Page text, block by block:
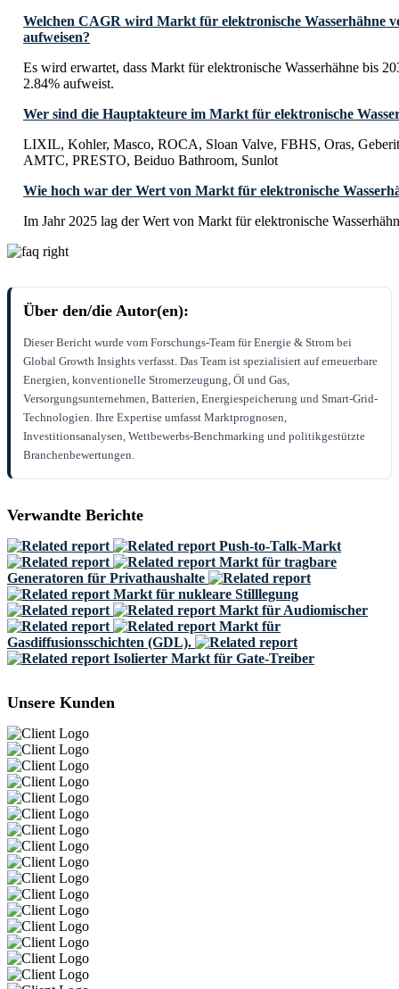
Welchen CAGR wird Markt für elektronische Wasserhähne
aufweisen?
Es wird erwartet, dass Markt für elektronische Wasserhähne bis
2.84% aufweist.
Wer sind die Hauptakteure im Markt für elektronische
LIXIL, Kohler, Masco, ROCA, Sloan Valve, FBHS, Oras,
AMTC, PRESTO, Beiduo Bathroom, Sunlot
Wie hoch war der Wert von Markt für elektronische
Im Jahr 2025 lag der Wert von Markt für elektronische
Über den/die Autor(en):
Dieser Bericht wurde vom Forschungs-Team für Energie & Strom bei
Global Growth Insights verfasst. Das Team ist spezialisiert auf erneuerbare
Energien, konventionelle Stromerzeugung, Öl und Gas,
Versorgungsunternehmen, Batterien, Energiespeicherung und Smart-Grid-
Technologien. Ihre Expertise umfasst Marktprognosen,
Investitionsanalysen, Wettbewerbs-Benchmarking und politikgestützte
Branchenbewertungen.
Verwandte Berichte
Push-to-Talk-Markt
Markt für tragbare
Generatoren für Privathaushalte
Markt für nukleare Stilllegung
Markt für Audiomischer
Markt für
Gasdiffusionsschichten (GDL).
Isolierter Markt für Gate-Treiber
Unsere Kunden